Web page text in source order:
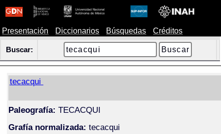
Presentación Diccionarios Búsquedas Créditos
Buscar:
tecacqui
Paleografía: TECACQUI
Grafía normalizada: tecacqui